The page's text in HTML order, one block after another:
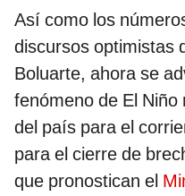
Así como los
discursos optimistas
Boluarte, ahora se
fenómeno de El
del país para el
para el cierre de
que pronostican el